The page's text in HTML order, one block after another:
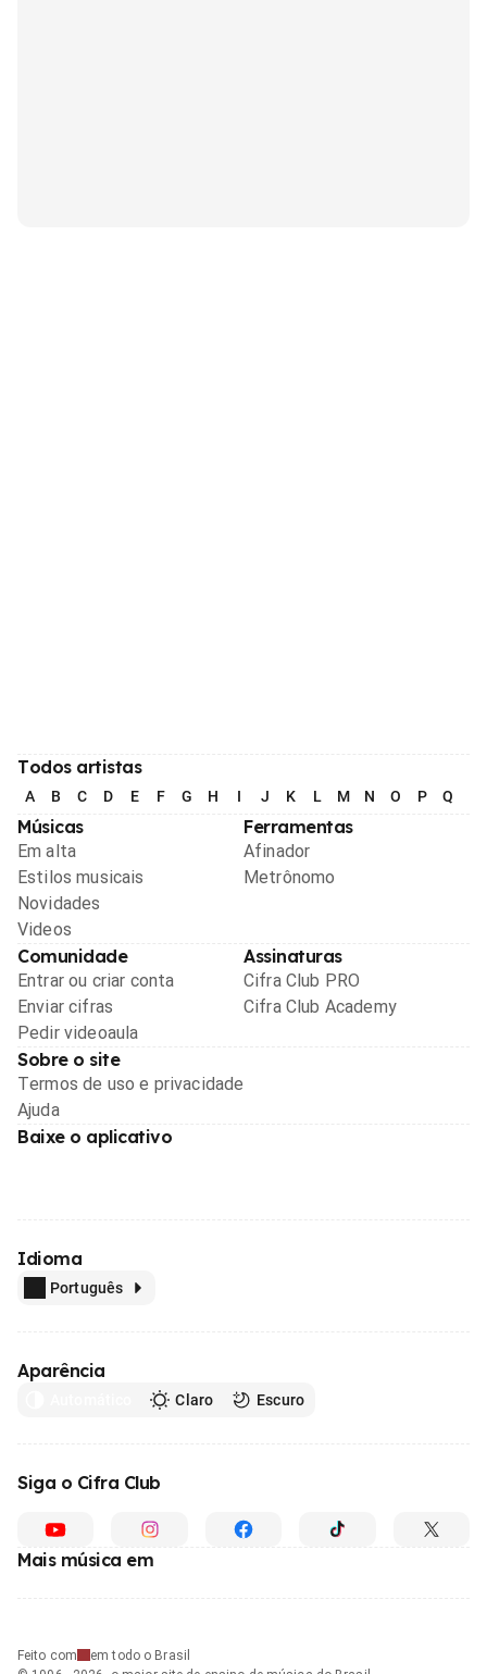
Todos artistas
A B C D E F G H I J K L M N O P Q
Músicas
Em alta
Estilos musicais
Novidades
Videos
Ferramentas
Afinador
Metrônomo
Comunidade
Entrar ou criar conta
Enviar cifras
Pedir videoaula
Assinaturas
Cifra Club PRO
Cifra Club Academy
Sobre o site
Termos de uso e privacidade
Ajuda
Baixe o aplicativo
Idioma
Português
Aparência
Claro Escuro
Siga o Cifra Club
Mais música em
Feito com
em todo o Brasil